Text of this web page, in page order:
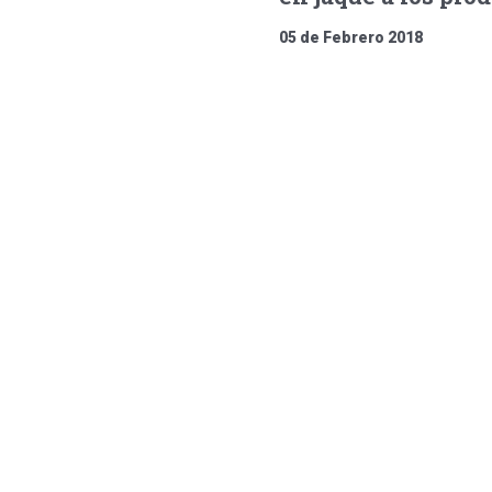
05 de Febrero 2018